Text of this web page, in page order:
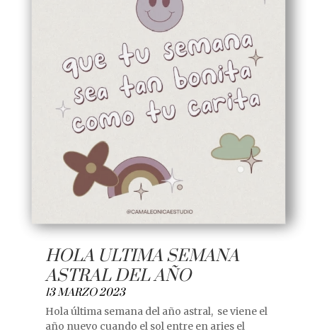
HOLA ULTIMA SEMANA
ASTRAL DEL AÑO
13 MARZO 2023
Hola última semana del año astral, se viene el
año nuevo cuando el sol entre en aries el